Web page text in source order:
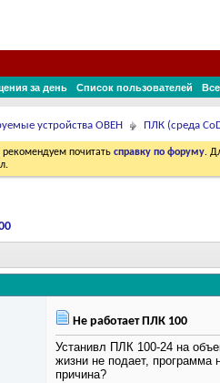
за день Список пользователей
устройства ОВЕН ПЛК (среда
рекомендуем почитать справку по форуму.
Не работает ПЛК 100
Устанивл ПЛК 100-24 на
жизни не подает,
причина?